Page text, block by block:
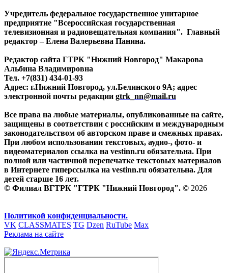
Учредитель федеральное государственное унитарное
предприятие "Всероссийская государственная
телевизионная и радиовещательная компания". Главный
редактор – Елена Валерьевна Панина.
Редактор сайта ГТРК "Нижний Новгород" Макарова
Альбина Владимировна
Тел. +7(831) 434-01-93
Адрес: г.Нижний Новгород, ул.Белинского 9А; адрес
электронной почты редакции gtrk_nn@mail.ru
Все права на любые материалы, опубликованные на сайте,
защищены в соответствии с российским и международным
законодательством об авторском праве и смежных правах.
При любом использовании текстовых, аудио-, фото- и
видеоматериалов ссылка на vestinn.ru обязательна. При
полной или частичной перепечатке текстовых материалов
в Интернете гиперссылка на vestinn.ru обязательна. Для
детей старше 16 лет.
© Филиал ВГТРК "ГТРК "Нижний Новгород". © 2026
Политикой конфиденциальности.
VK CLASSMATES TG Dzen RuTube Max
Реклама на сайте